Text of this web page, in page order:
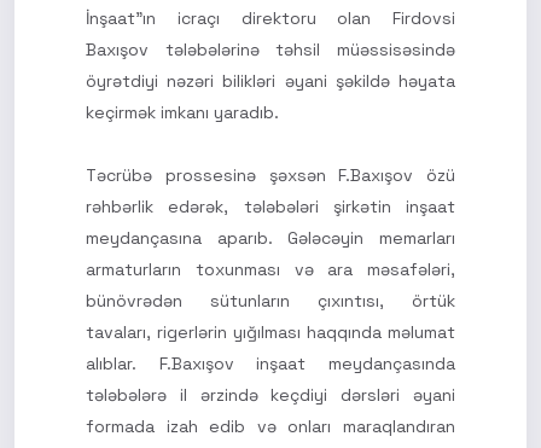
İnşaat”ın icraçı direktoru olan Firdovsi
Baxışov tələbələrinə təhsil müəssisəsində
öyrətdiyi nəzəri bilikləri əyani şəkildə həyata
keçirmək imkanı yaradıb.
Təcrübə prossesinə şəxsən F.Baxışov özü
rəhbərlik edərək, tələbələri şirkətin inşaat
meydançasına aparıb. Gələcəyin memarları
armaturların toxunması və ara məsafələri,
bünövrədən sütunların çıxıntısı, örtük
tavaları, rigerlərin yığılması haqqında məlumat
alıblar. F.Baxışov inşaat meydançasında
tələbələrə il ərzində keçdiyi dərsləri əyani
formada izah edib və onları maraqlandıran